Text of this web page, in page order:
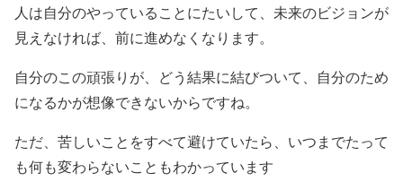
人は自分のやっていることにたいして、未来のビジョンが
見えなければ、前に進めなくなります。
自分のこの頑張りが、どう結果に結びついて、自分のため
になるかが想像できないからですね。
ただ、苦しいことをすべて避けていたら、いつまでたって
も何も変わらないこともわかっています